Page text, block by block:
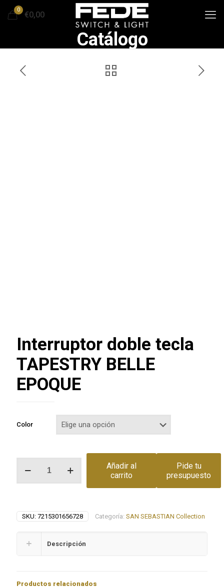
0
€0,00
Catálogo
Interruptor doble tecla
TAPESTRY BELLE
EPOQUE
Color
doble
cantidad
Añadir al
carrito
Pide tu
presupuesto
SKU: 7215301656728 Categoría: SAN SEBASTIAN Collection
Descripción
Productos relacionados